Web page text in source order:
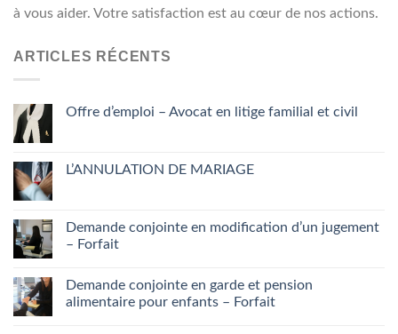
à vous aider. Votre satisfaction est au cœur de nos actions.
ARTICLES RÉCENTS
Offre d’emploi – Avocat en litige familial et civil
L’ANNULATION DE MARIAGE
Demande conjointe en modification d’un jugement
– Forfait
Demande conjointe en garde et pension
alimentaire pour enfants – Forfait